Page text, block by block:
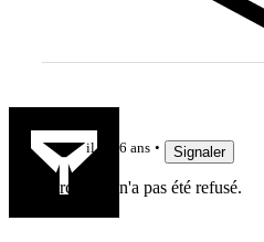
il y a 6 ans Signaler
Parce qu'il n'a pas été refusé.